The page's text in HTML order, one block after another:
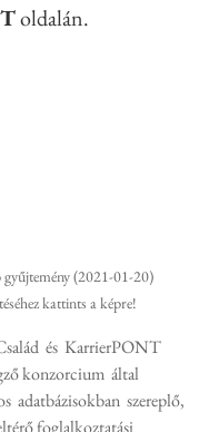
oldalán.
gyűjtemény (2021-01-20)
kattints a képre!
és  KarrierPONT
konzorcium  által
adatbázisokban  szereplő,
foglalkoztatási